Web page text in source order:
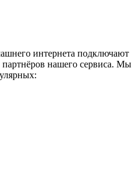
интернета подключают
нашего сервиса. Мы